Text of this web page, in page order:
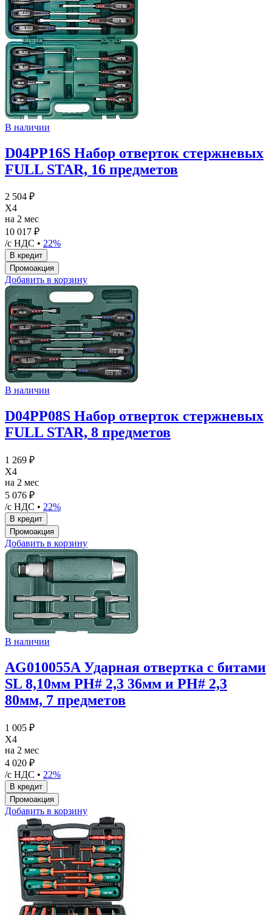
В наличии
D04PP16S Набор отверток стержневых
FULL STAR, 16 предметов
2 504 ₽
X4
на 2 мес
10 017 ₽
/с НДС • 22%
Добавить в корзину
В наличии
D04PP08S Набор отверток стержневых
FULL STAR, 8 предметов
1 269 ₽
X4
на 2 мес
5 076 ₽
/с НДС • 22%
Добавить в корзину
В наличии
AG010055A Ударная отвертка с битами
SL 8,10мм PH# 2,3 36мм и PH# 2,3
80мм, 7 предметов
1 005 ₽
X4
на 2 мес
4 020 ₽
/с НДС • 22%
Добавить в корзину